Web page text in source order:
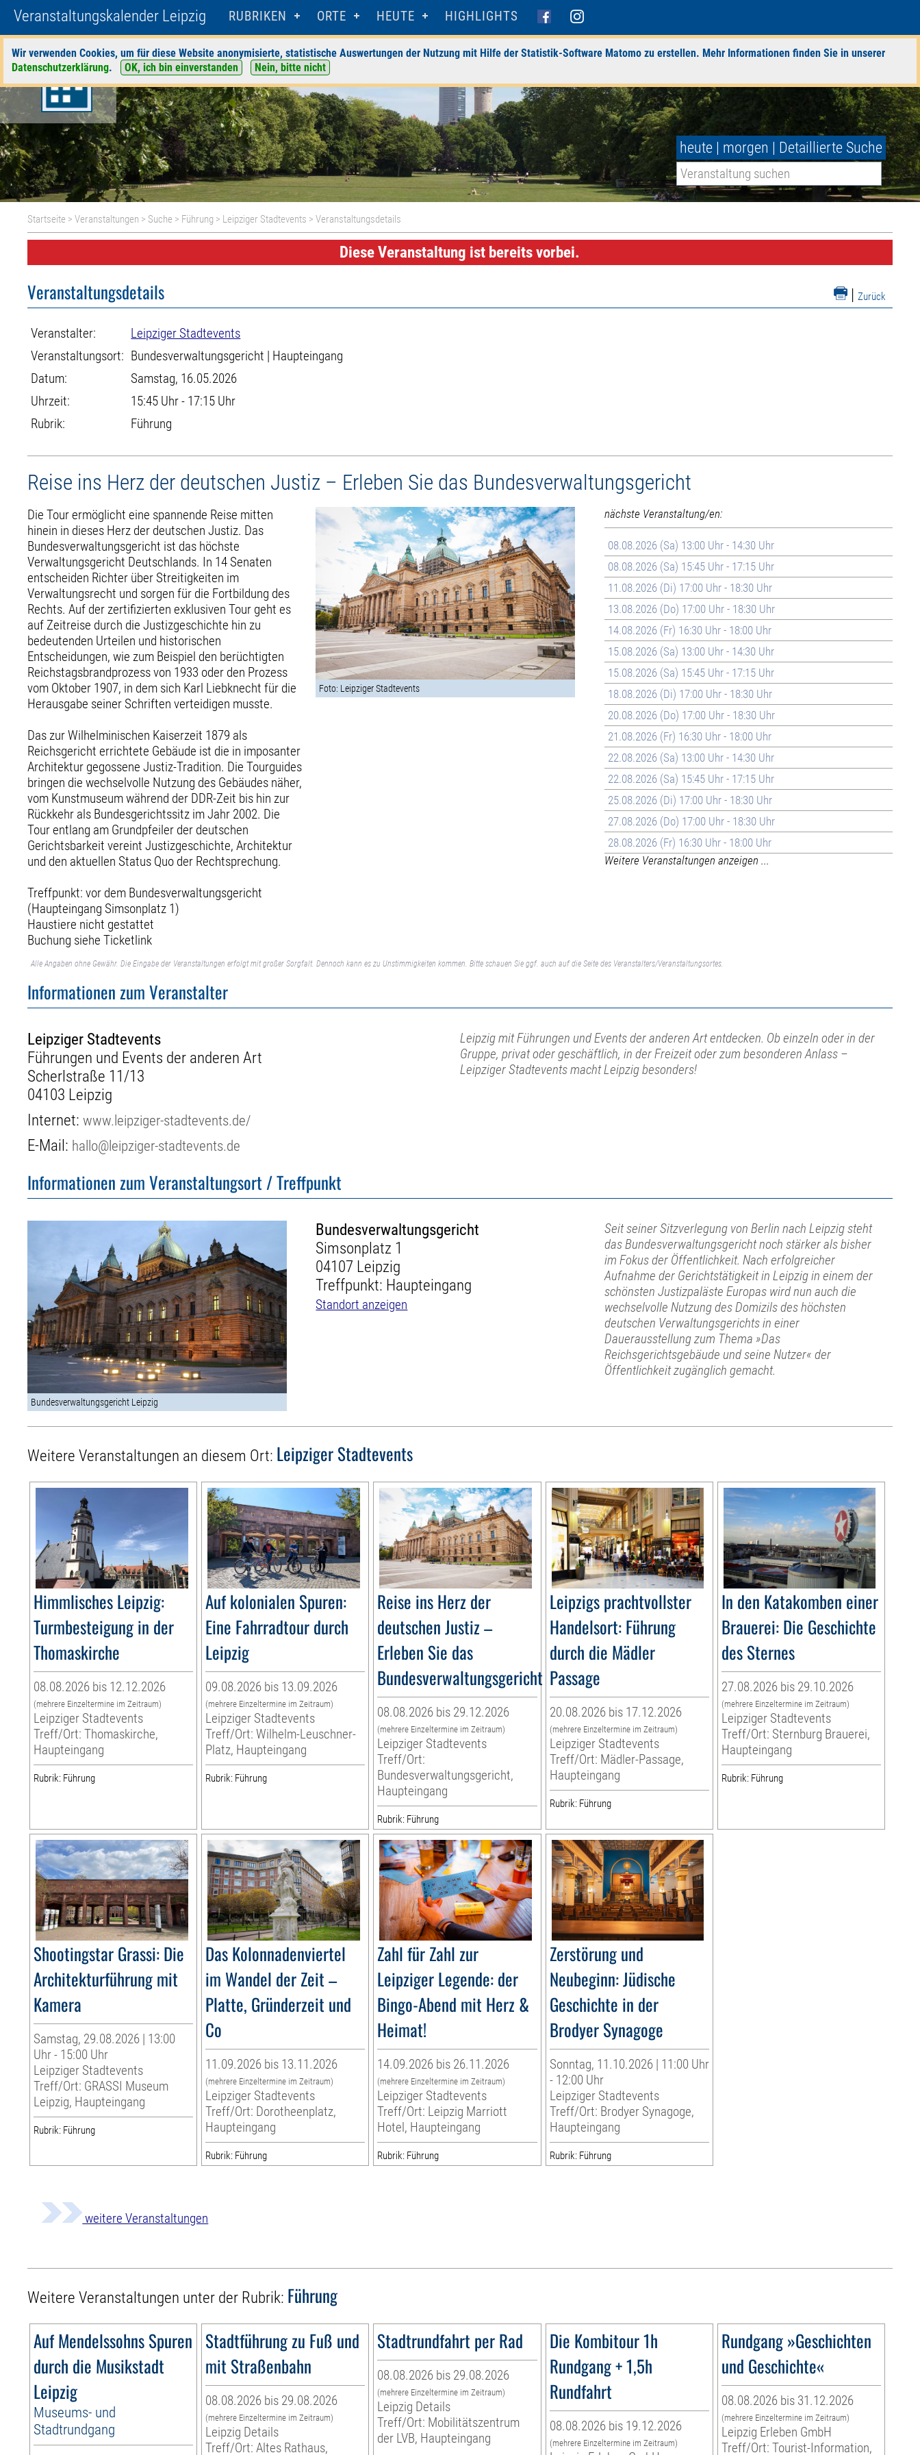
Veranstaltungskalender Leipzig RUBRIKEN ORTE HEUTE HIGHLIGHTS
Wir verwenden Cookies, um für diese Website anonymisierte, statistische Auswertungen der Nutzung mit Hilfe der Statistik-Software Matomo zu erstellen. Mehr Informationen finden Sie in unserer
Datenschutzerklärung. OK, ich bin einverstanden Nein, bitte nicht
heute | morgen | Detaillierte Suche
Startseite >Veranstaltungen > Suche > Führung > Leipziger Stadtevents > Veranstaltungsdetails
Diese Veranstaltung ist bereits vorbei.
| Zurück
Veranstaltungsdetails
Veranstalter:
Leipziger Stadtevents
Veranstaltungsort: Bundesverwaltungsgericht | Haupteingang
Datum:
Samstag, 16.05.2026
Uhrzeit:
15:45 Uhr - 17:15 Uhr
Rubrik:
Führung
Reise ins Herz der deutschen Justiz – Erleben Sie das Bundesverwaltungsgericht
Die Tour ermöglicht eine spannende Reise mitten
hinein in dieses Herz der deutschen Justiz. Das
Bundesverwaltungsgericht ist das höchste
Verwaltungsgericht Deutschlands. In 14 Senaten
entscheiden Richter über Streitigkeiten im
Verwaltungsrecht und sorgen für die Fortbildung des
Rechts. Auf der zertifizierten exklusiven Tour geht es
auf Zeitreise durch die Justizgeschichte hin zu
bedeutenden Urteilen und historischen
Entscheidungen, wie zum Beispiel den berüchtigten
Reichstagsbrandprozess von 1933 oder den Prozess
vom Oktober 1907, in dem sich Karl Liebknecht für die
Herausgabe seiner Schriften verteidigen musste.
Das zur Wilhelminischen Kaiserzeit 1879 als
Reichsgericht errichtete Gebäude ist die in imposanter
Architektur gegossene Justiz-Tradition. Die Tourguides
bringen die wechselvolle Nutzung des Gebäudes näher,
vom Kunstmuseum während der DDR-Zeit bis hin zur
Rückkehr als Bundesgerichtssitz im Jahr 2002. Die
Tour entlang am Grundpfeiler der deutschen
Gerichtsbarkeit vereint Justizgeschichte, Architektur
und den aktuellen Status Quo der Rechtsprechung.
Treffpunkt: vor dem Bundesverwaltungsgericht
(Haupteingang Simsonplatz 1)
Haustiere nicht gestattet
Buchung siehe Ticketlink
Foto: Leipziger Stadtevents
nächste Veranstaltung/en:
08.08.2026 (Sa) 13:00 Uhr - 14:30 Uhr
08.08.2026 (Sa) 15:45 Uhr - 17:15 Uhr
11.08.2026 (Di) 17:00 Uhr - 18:30 Uhr
13.08.2026 (Do) 17:00 Uhr - 18:30 Uhr
14.08.2026 (Fr) 16:30 Uhr - 18:00 Uhr
15.08.2026 (Sa) 13:00 Uhr - 14:30 Uhr
15.08.2026 (Sa) 15:45 Uhr - 17:15 Uhr
18.08.2026 (Di) 17:00 Uhr - 18:30 Uhr
20.08.2026 (Do) 17:00 Uhr - 18:30 Uhr
21.08.2026 (Fr) 16:30 Uhr - 18:00 Uhr
22.08.2026 (Sa) 13:00 Uhr - 14:30 Uhr
22.08.2026 (Sa) 15:45 Uhr - 17:15 Uhr
25.08.2026 (Di) 17:00 Uhr - 18:30 Uhr
27.08.2026 (Do) 17:00 Uhr - 18:30 Uhr
28.08.2026 (Fr) 16:30 Uhr - 18:00 Uhr
Weitere Veranstaltungen anzeigen ...
Alle Angaben ohne Gewähr. Die Eingabe der Veranstaltungen erfolgt mit großer Sorgfalt. Dennoch kann es zu Unstimmigkeiten kommen. Bitte schauen Sie ggf. auch auf die Seite des Veranstalters/Veranstaltungsortes.
Informationen zum Veranstalter
Leipziger Stadtevents
Führungen und Events der anderen Art
Scherlstraße 11/13
04103 Leipzig
Internet:www.leipziger-stadtevents.de/
E-Mail: hallo@leipziger-stadtevents.de
Leipzig mit Führungen und Events der anderen Art entdecken. Ob einzeln oder in der
Gruppe, privat oder geschäftlich, in der Freizeit oder zum besonderen Anlass –
Leipziger Stadtevents macht Leipzig besonders!
Informationen zum Veranstaltungsort / Treffpunkt
Bundesverwaltungsgericht Leipzig
Bundesverwaltungsgericht
Simsonplatz 1
04107 Leipzig
Treffpunkt: Haupteingang
Standort anzeigen
Seit seiner Sitzverlegung von Berlin nach Leipzig steht
das Bundesverwaltungsgericht noch stärker als bisher
im Fokus der Öffentlichkeit. Nach erfolgreicher
Aufnahme der Gerichtstätigkeit in Leipzig in einem der
schönsten Justizpaläste Europas wird nun auch die
wechselvolle Nutzung des Domizils des höchsten
deutschen Verwaltungsgerichts in einer
Dauerausstellung zum Thema »Das
Reichsgerichtsgebäude und seine Nutzer« der
Öffentlichkeit zugänglich gemacht.
Weitere Veranstaltungen an diesem Ort: Leipziger Stadtevents
Himmlisches Leipzig:
Turmbesteigung in der
Thomaskirche
08.08.2026 bis 12.12.2026
(mehrere Einzeltermine im Zeitraum)
Leipziger Stadtevents
Treff/Ort: Thomaskirche,
Haupteingang
Rubrik: Führung
Auf kolonialen Spuren:
Eine Fahrradtour durch
Leipzig
09.08.2026 bis 13.09.2026
(mehrere Einzeltermine im Zeitraum)
Leipziger Stadtevents
Treff/Ort: Wilhelm-Leuschner-
Platz, Haupteingang
Rubrik: Führung
Reise ins Herz der
deutschen Justiz –
Erleben Sie das
Bundesverwaltungsgericht
08.08.2026 bis 29.12.2026
(mehrere Einzeltermine im Zeitraum)
Leipziger Stadtevents
Treff/Ort:
Bundesverwaltungsgericht,
Haupteingang
Rubrik: Führung
Leipzigs prachtvollster
Handelsort: Führung
durch die Mädler
Passage
20.08.2026 bis 17.12.2026
(mehrere Einzeltermine im Zeitraum)
Leipziger Stadtevents
Treff/Ort: Mädler-Passage,
Haupteingang
Rubrik: Führung
In den Katakomben einer
Brauerei: Die Geschichte
des Sternes
27.08.2026 bis 29.10.2026
(mehrere Einzeltermine im Zeitraum)
Leipziger Stadtevents
Treff/Ort: Sternburg Brauerei,
Haupteingang
Rubrik: Führung
Shootingstar Grassi: Die
Architekturführung mit
Kamera
Samstag, 29.08.2026 | 13:00
Uhr - 15:00 Uhr
Leipziger Stadtevents
Treff/Ort: GRASSI Museum
Leipzig, Haupteingang
Rubrik: Führung
Das Kolonnadenviertel
im Wandel der Zeit –
Platte, Gründerzeit und
Co
11.09.2026 bis 13.11.2026
(mehrere Einzeltermine im Zeitraum)
Leipziger Stadtevents
Treff/Ort: Dorotheenplatz,
Haupteingang
Rubrik: Führung
Zahl für Zahl zur
Leipziger Legende: der
Bingo-Abend mit Herz &
Heimat!
14.09.2026 bis 26.11.2026
(mehrere Einzeltermine im Zeitraum)
Leipziger Stadtevents
Treff/Ort: Leipzig Marriott
Hotel, Haupteingang
Rubrik: Führung
Zerstörung und
Neubeginn: Jüdische
Geschichte in der
Brodyer Synagoge
Sonntag, 11.10.2026 | 11:00 Uhr
- 12:00 Uhr
Leipziger Stadtevents
Treff/Ort: Brodyer Synagoge,
Haupteingang
Rubrik: Führung
weitere Veranstaltungen
Weitere Veranstaltungen unter der Rubrik: Führung
Auf Mendelssohns Spuren
durch die Musikstadt
Leipzig
Museums- und
Stadtrundgang
Stadtführung zu Fuß und
mit Straßenbahn
08.08.2026 bis 29.08.2026
(mehrere Einzeltermine im Zeitraum)
Leipzig Details
Treff/Ort: Altes Rathaus,
Stadtrundfahrt per Rad
08.08.2026 bis 29.08.2026
(mehrere Einzeltermine im Zeitraum)
Leipzig Details
Treff/Ort: Mobilitätszentrum
der LVB, Haupteingang
Die Kombitour 1h
Rundgang + 1,5h
Rundfahrt
08.08.2026 bis 19.12.2026
(mehrere Einzeltermine im Zeitraum)
Rundgang »Geschichten
und Geschichte«
08.08.2026 bis 31.12.2026
(mehrere Einzeltermine im Zeitraum)
Leipzig Erleben GmbH
Treff/Ort: Tourist-Information,